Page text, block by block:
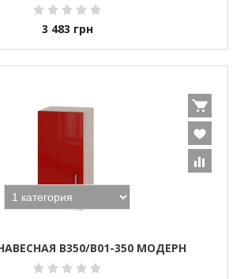
3 483 грн
В350/В01-350 МОДЕРН